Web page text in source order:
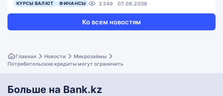
КУРСЫ ВАЛЮТ ФИНАНСЫ 3349 07.08.2026
Ко всем новостям
Главная Новости
Микрозаймы
Потребительские кредиты могут ограничить
Больше на Bank.kz